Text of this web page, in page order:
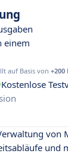
einem
auf Basis von
Kostenlose
von
und